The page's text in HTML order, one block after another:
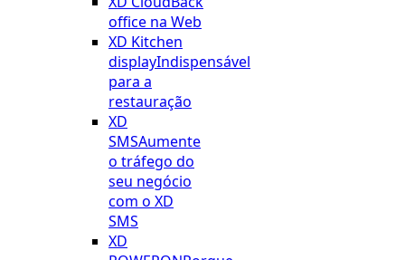
office na Web
XD Kitchen
displayIndispensável
para a
restauração
XD
SMSAumente
o tráfego do
seu negócio
com o XD
SMS
XD